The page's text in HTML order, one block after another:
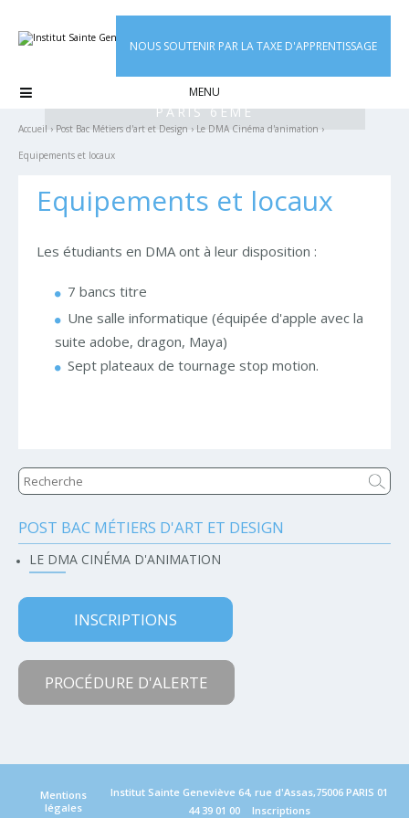
contenu.
navigation
INSTITUT SAINTE GENEVIEVE
PARIS 6ÈME
NOUS SOUTENIR PAR LA TAXE D'APPRENTISSAGE

Accueil › Post Bac Métiers d'art et Design › Le DMA Cinéma d'animation ›
Equipements et locaux
Equipements et locaux
Les étudiants en DMA ont à leur disposition :
7 bancs titre
Une salle informatique (équipée d'apple avec la
suite adobe, dragon, Maya)
Sept plateaux de tournage stop motion.
Navigation
POST BAC MÉTIERS D'ART ET DESIGN
LE DMA CINÉMA D'ANIMATION
INSCRIPTIONS
PROCÉDURE D'ALERTE
Mentions
légales
Institut Sainte Geneviève 64, rue d'Assas,75006 PARIS 01
44 39 01 00
Inscriptions